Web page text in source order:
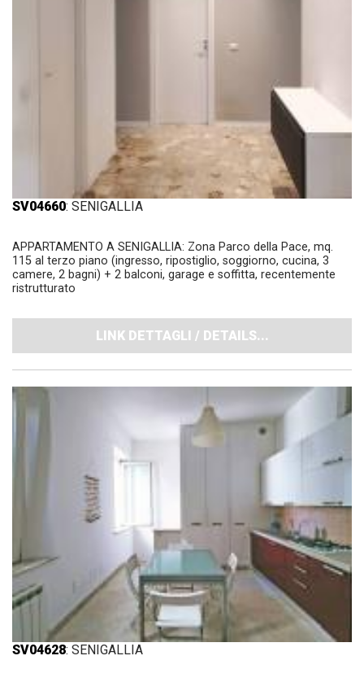
SV04660: SENIGALLIA
APPARTAMENTO A SENIGALLIA: Zona Parco della Pace, mq.
115 al terzo piano (ingresso, ripostiglio, soggiorno, cucina, 3
camere, 2 bagni) + 2 balconi, garage e soffitta, recentemente
ristrutturato
LINK DETTAGLI / DETAILS...
SV04628: SENIGALLIA